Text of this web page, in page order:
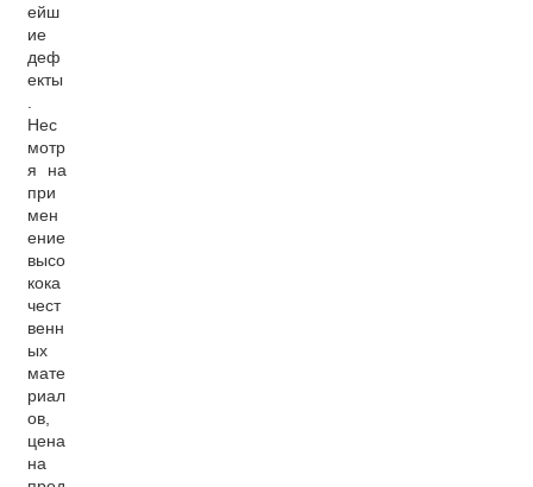
ейш
ие
деф
екты
.
Нес
мотр
я на
при
мен
ение
высо
кока
чест
венн
ых
мате
риал
ов,
цена
на